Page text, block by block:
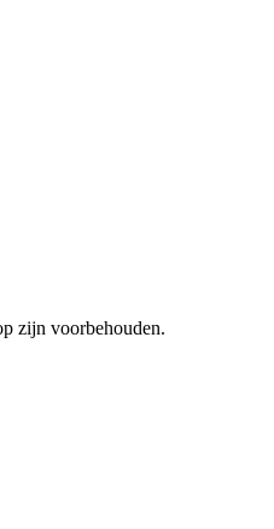
zijn voorbehouden.